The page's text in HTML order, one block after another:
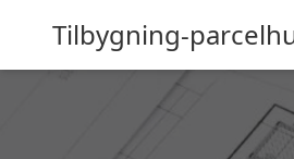
Tilbygning-